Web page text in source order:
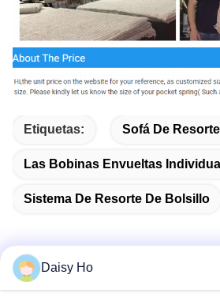
Etiquetas: Sofá De
Las Bobinas Envueltas
Sistema De Resorte De Bolsillo
Daisy Ho